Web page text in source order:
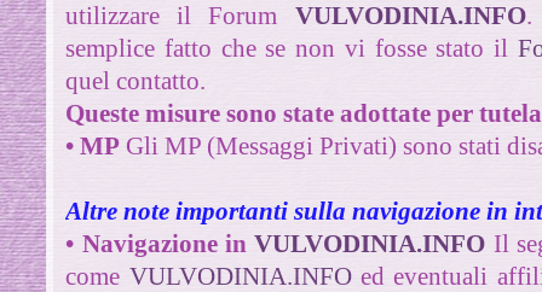
utilizzare il Forum
VULVODINIA.INFO.
semplice fatto che se non vi fosse stato il
quel contatto.
Queste misure sono state adottate per
• MP Gli MP (Messaggi Privati) sono stati
Altre note importanti sulla navigazione in
• Navigazione inVULVODINIA.INFO Il
come VULVODINIA.INFOed eventuali